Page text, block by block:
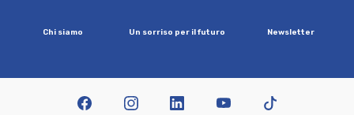
Chi siamo Un sorriso per ilfuturo Newsletter
facebookinstagram linkedin youtubetiktok